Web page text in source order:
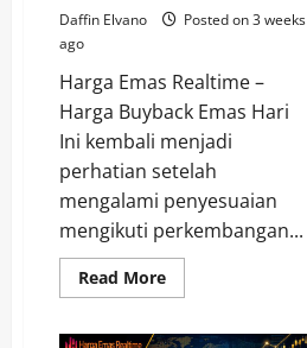
Daffin Elvano
Posted on 3 weeks
ago
Harga Emas Realtime –
Harga Buyback Emas Hari
Ini kembali menjadi
perhatian setelah
mengalami penyesuaian
mengikuti perkembangan...
Read MoreRead
more
Buyback